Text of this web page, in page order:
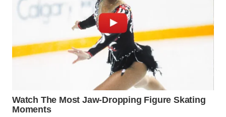
WN
SURABAYA
WN
NATUNA
BINTAN